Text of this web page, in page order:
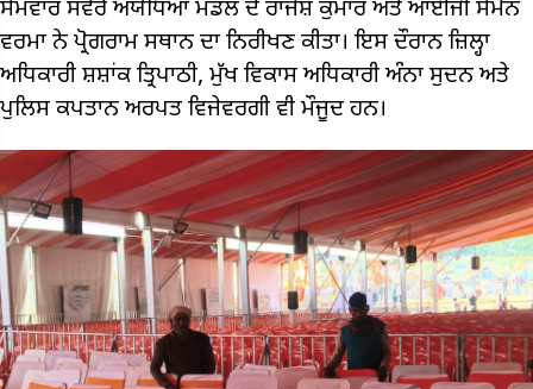
ਸੋਮਵਾਰ ਸਵੇਰੇ ਅਯੋਧਿਆ ਮੰਡਲ ਦੇ ਰਾਜੇਸ਼ ਕੁਮਾਰ ਅਤੇ ਆਈਜੀ ਸੋਮੇਨ
ਵਰਮਾ ਨੇ ਪ੍ਰੋਗਰਾਮ ਸਥਾਨ ਦਾ ਨਿਰੀਖਣ ਕੀਤਾ। ਇਸ ਦੌਰਾਨ ਜ਼ਿਲ੍ਹਾ
ਅਧਿਕਾਰੀ ਸ਼ਸ਼ਾਂਕ ਤ੍ਰਿਪਾਠੀ, ਮੁੱਖ ਵਿਕਾਸ ਅਧਿਕਾਰੀ ਅੰਨਾ ਸੁਦਨ ਅਤੇ
ਪੁਲਿਸ ਕਪਤਾਨ ਅਰਪਤ ਵਿਜੇਵਰਗੀ ਵੀ ਮੌਜੂਦ ਹਨ।